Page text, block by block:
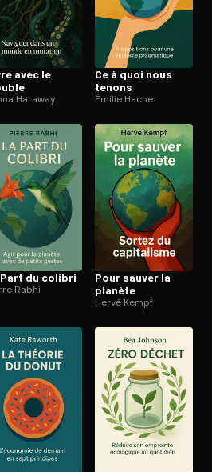
photo, pointe sur le code. C'est gratuit à
avec le
Haraway
Ce à quoi nous
tenons
Émilie Hache
Part du colibri
Rabhi
Pour sauver la
planète
Hervé Kempf